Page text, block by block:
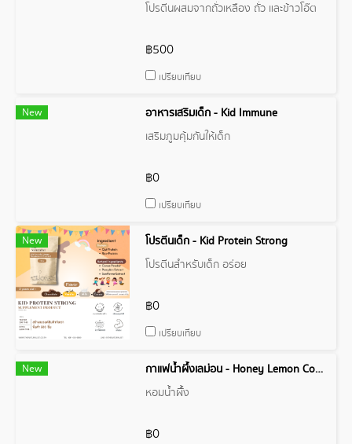
โปรตีนผสมจากถั่วเหลือง ถั่ว และข้าวโอ๊ต
฿500
เปรียบเทียบ
New
อาหารเสริมเด็ก - Kid Immune
เสริมภูมคุ้มกันให้เด็ก
฿0
เปรียบเทียบ
New
โปรตีนเด็ก - Kid Protein Strong
โปรตีนสำหรับเด็ก อร่อย
฿0
เปรียบเทียบ
New
กาแฟน้ำผึ้งเลม่อน - Honey Lemon Coffee for Body
หอมน้ำผึ้ัง
฿0